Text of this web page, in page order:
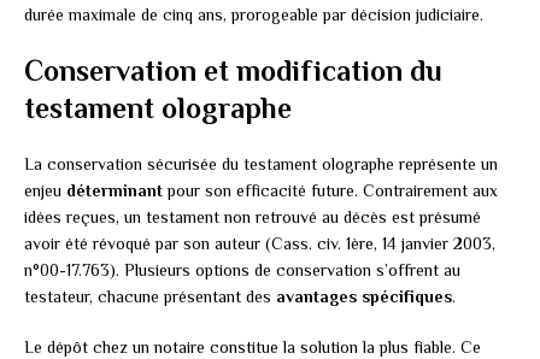
durée maximale de cinq ans, prorogeable par décision judiciaire.
Conservation et modification du
testament olographe
La conservation sécurisée du testament olographe représente un
enjeu déterminantpour son efficacité future. Contrairement aux
idées reçues, un testament non retrouvé au décès est présumé
avoir été révoqué par son auteur (Cass. civ. 1ère, 14 janvier 2003,
n°00-17.763). Plusieurs options de conservation s’offrent au
testateur, chacune présentant des avantages spécifiques.
Le dépôt chez un notaire constitue la solution la plus fiable. Ce